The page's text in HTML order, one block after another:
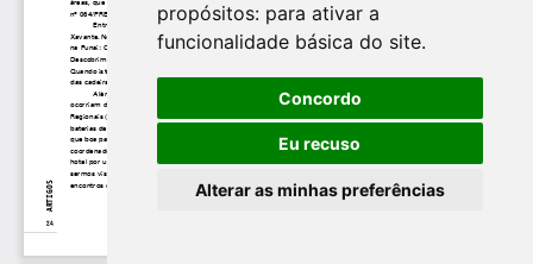
propósitos: para ativar a
funcionalidade básica do site.
Concordo
Eu recuso
Alterar as minhas preferências